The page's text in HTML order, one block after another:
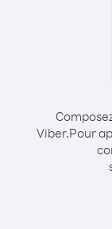
Viber.Pour